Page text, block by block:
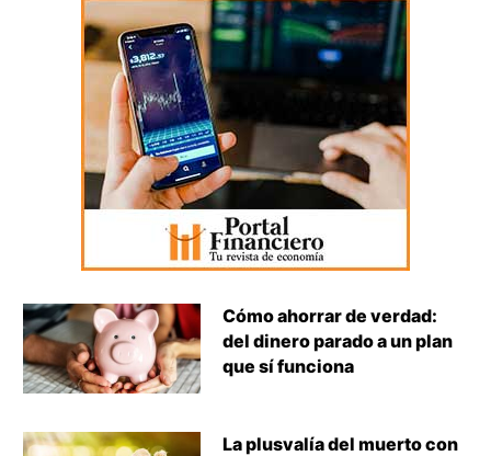
Cómo ahorrar de verdad:
del dinero parado a un plan
que sí funciona
La plusvalía del muerto con